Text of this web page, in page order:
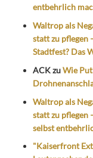
entbehrlich
Waltrop als
statt zu pflegen
Stadtfest? Das
ACKzuWie
Waltrop als
statt zu pflegen
selbst
"Kaiserfront